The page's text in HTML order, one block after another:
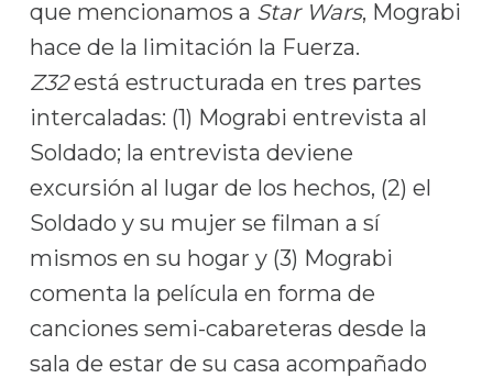
que mencionamos a Star Wars, Mograbi
hace de la limitación la Fuerza.
Z32está estructurada en tres partes
intercaladas: (1) Mograbi entrevista al
Soldado; la entrevista deviene
excursión al lugar de los hechos, (2) el
Soldado y su mujer se filman a sí
mismos en su hogar y (3) Mograbi
comenta la película en forma de
canciones semi-cabareteras desde la
sala de estar de su casa acompañado